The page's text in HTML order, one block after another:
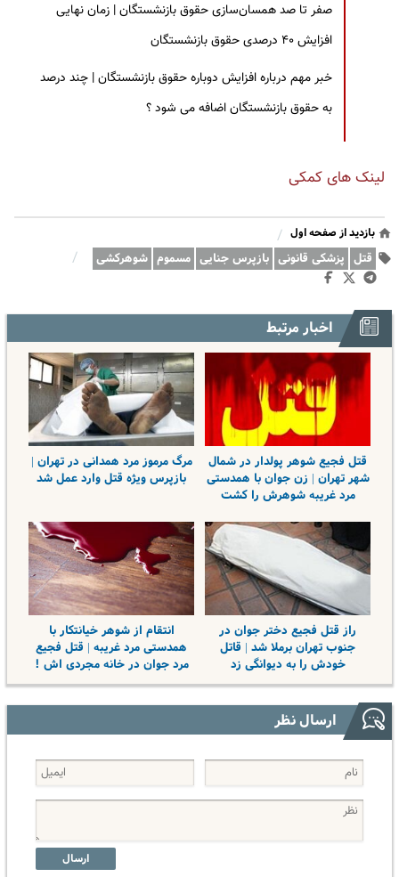
صفر تا صد همسان‌سازی حقوق بازنشستگان | زمان نهایی
افزایش ۴۰ درصدی حقوق بازنشستگان
خبر مهم درباره افزایش دوباره حقوق بازنشستگان | چند درصد
به حقوق بازنشستگان اضافه می شود ؟
لینک های کمکی
بازدید از صفحه اول /
قتل پزشکی قانونی بازپرس جنایی مسموم شوهرکشی /
اخبار مرتبط
قتل فجیع شوهر پولدار در شمال
شهر تهران | زن جوان با همدستی
مرد غریبه شوهرش را کشت
مرگ مرموز مرد همدانی در تهران |
بازپرس ویژه قتل وارد عمل شد
راز قتل فجیع دختر جوان در
جنوب تهران برملا شد | قاتل
خودش را به دیوانگی زد
انتقام از شوهر خیانتکار با
همدستی مرد غریبه | قتل فجیع
مرد جوان در خانه مجردی اش !
ارسال نظر
ارسال